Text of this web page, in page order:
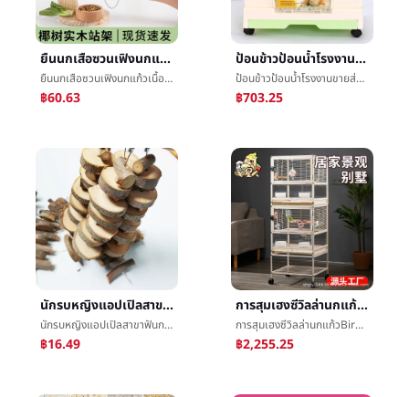
ยืนนกเสือซวนเฟิงนกแก้วเนื้อไม้นกสถานีหิ้งโกโก้ของเล่นปีนหน้าผาขัดสถานีเสาสถานีå°กัดกัดของเล่น
ยืนนกเสือซวนเฟิงนกแก้วเนื้อไม้นกสถานีหิ้งโกโก้ของเล่นปีนหน้าผาขัดสถานีเสาสถานีå°กัดกัดของเล่น
฿60.63
ป้อนข้าวป้อนน้ำโรงงานขายส่งใหญ่สามารถโทรศัพท์มือถือกรงกระต่ายเพื่อนบ้านTotoroของฉันกรงประเภทลิ้นชักต่อต้านสเปรย์ปัสสาวะกรงกระต่ายดับเบิลกรงกระต่าย
ป้อนข้าวป้อนน้ำโรงงานขายส่งใหญ่สามารถโทรศัพท์มือถือกรงกระต่ายเพื่อนบ้านTotoroของฉันกรงประเภทลิ้นชักต่อต้านสเปรย์ปัสสาวะกรงกระต่ายดับเบิลกรงกระต่าย
฿703.25
นักรบหญิงแอปเปิลสาขาฟันกรามเชือกกัดเชือกเพื่อนบ้านTotoroของฉันแฮมสเตอร์วัตคินส์แบกฟันกรามของเล่นกระต่ายกัดกัดแอปเปิลเนื้อไม้
นักรบหญิงแอปเปิลสาขาฟันกรามเชือกกัดเชือกเพื่อนบ้านTotoroของฉันแฮมสเตอร์วัตคินส์แบกฟันกรามของเล่นกระต่ายกัดกัดแอปเปิลเนื้อไม้
฿16.49
การสุมเฮงซีวิลล่านกแก้วBirdcageพระภิกษุเล็กๆน้อยๆดวงอาทิตย์ซวนเฟิงทุ่มเทต่อต้านสาดครัวเรือนภูมิประเทศBirdcageใหญ่
การสุมเฮงซีวิลล่านกแก้วBirdcageพระภิกษุเล็กๆน้อยๆดวงอาทิตย์ซวนเฟิงทุ่มเทต่อต้านสาดครัวเรือนภูมิประเทศBirdcageใหญ่
฿2,255.25